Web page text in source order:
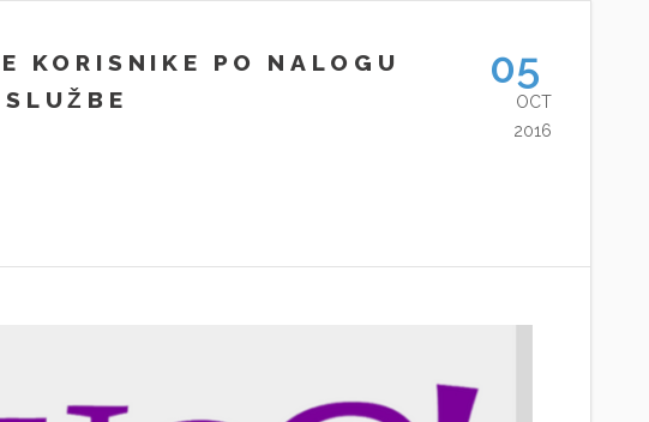
KORISNIKE PO NALOGU
05
OCT
2016